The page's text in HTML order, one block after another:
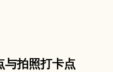
与拍照打卡点